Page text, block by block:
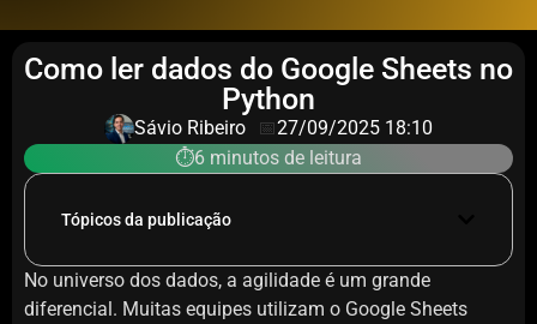
Como ler dados do Google Sheets no
Python
Sávio Ribeiro 📅27/09/2025 18:10
⏱️6 minutos de leitura
Tópicos da publicação
No universo dos dados, a agilidade é um grande
diferencial. Muitas equipes utilizam o Google Sheets